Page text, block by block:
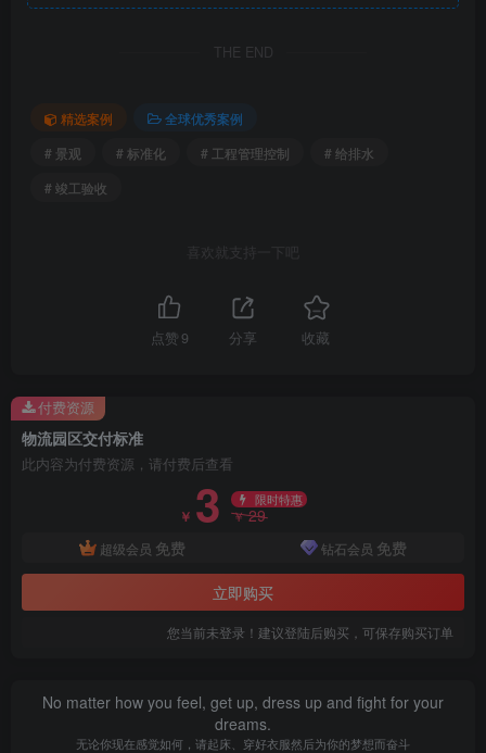
THE END
精选案例
全球优秀案例
# 景观
# 标准化 # 工程管理控制
# 给排水
# 竣工验收
喜欢就支持一下吧
点赞 9 分享 收藏
物流园区交付标准
此内容为付费资源，请付费后查看
￥ 3 限时特惠
￥29
超级会员 免费 钻石会员 免费
立即购买
您当前未登录！建议登陆后购买，可保存购买订单
付费资源
No matter how you feel, get up, dress up and fight for your
dreams.
无论你现在感觉如何，请起床、穿好衣服然后为你的梦想而奋斗